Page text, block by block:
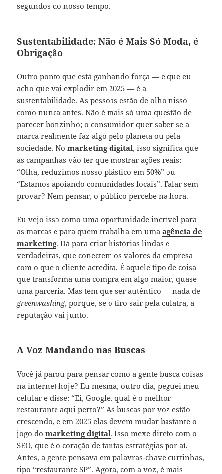
segundos do nosso tempo.
Sustentabilidade: Não é Mais Só Moda, é
Obrigação
Outro ponto que está ganhando força — e que eu
acho que vai explodir em 2025 — é a
sustentabilidade. As pessoas estão de olho nisso
como nunca antes. Não é mais só uma questão de
parecer bonzinho; o consumidor quer saber se a
marca realmente faz algo pelo planeta ou pela
sociedade. Nomarketing digital, isso significa que
as campanhas vão ter que mostrar ações reais:
“Olha, reduzimos nosso plástico em 50%” ou
“Estamos apoiando comunidades locais”. Falar sem
provar? Nem pensar, o público percebe na hora.
Eu vejo isso como uma oportunidade incrível para
as marcas e para quem trabalha em umaagência de
marketing. Dá para criar histórias lindas e
verdadeiras, que conectem os valores da empresa
com o que o cliente acredita. É aquele tipo de coisa
que transforma uma compra em algo maior, quase
uma parceria. Mas tem que ser autêntico — nada de
greenwashing, porque, se o tiro sair pela culatra, a
reputação vai junto.
A Voz Mandando nas Buscas
Você já parou para pensar como a gente busca coisas
na internet hoje? Eu mesma, outro dia, peguei meu
celular e disse: “Ei, Google, qual é o melhor
restaurante aqui perto?” As buscas por voz estão
crescendo, e em 2025 elas devem mudar bastante o
jogo domarketing digital. Isso mexe direto com o
SEO, que é o coração de tantas estratégias por aí.
Antes, a gente pensava em palavras-chave curtinhas,
tipo “restaurante SP”. Agora, com a voz, é mais